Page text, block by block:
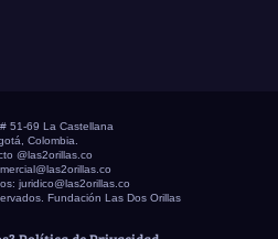
51-69 La Castellana
Colombia.
@las2orillas.co
juridico@las2orillas.co
Fundación Las Dos Orillas